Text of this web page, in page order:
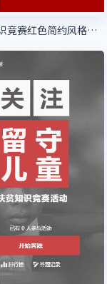
少先队知识竞赛红色简约风格答题活动